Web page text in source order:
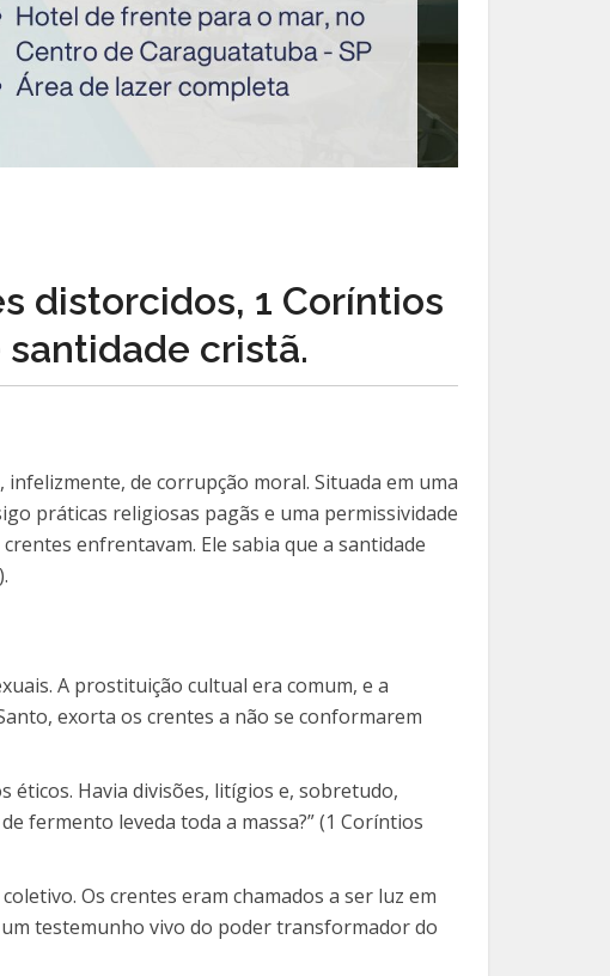
distorcidos, 1 Coríntios
cristã.
de corrupção moral. Situada em uma
práticas religiosas pagãs e uma permissividade
enfrentavam. Ele sabia que a santidade
A prostituição cultual era comum, e a
exorta os crentes a não se conformarem
éticos. Havia divisões, litígios e, sobretudo,
fermento leveda toda a massa?” (1 Coríntios
Os crentes eram chamados a ser luz em
testemunho vivo do poder transformador do